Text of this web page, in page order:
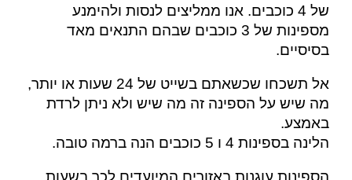
של 4 כוכבים. אנו ממליצים לנסות ולהימנע
מספינות של 3 כוכבים שבהם התנאים מאד
בסיסיים.
אל תשכחו שכשאתם בשייט של 24 שעות או יותר,
מה שיש על הספינה זה מה שיש ולא ניתן לרדת
באמצע.
הלינה בספינות 4 ו 5 כוכבים הנה ברמה טובה.
הספינות עוגנות באזורים המיועדים לכך בשעות